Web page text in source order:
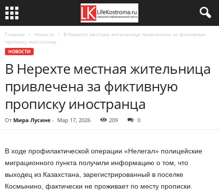
Главная Новости
В Нерехте местная жительница привлечена за фиктивную
прописку иностранца
НОВОСТИ
В Нерехте местная жительница
привлечена за фиктивную
прописку иностранца
От Мира Лусине - Мар 17, 2026 209 0
В ходе профилактической операции «Нелегал» полицейские
миграционного пункта получили информацию о том, что
выходец из Казахстана, зарегистрированный в поселке
Космынино, фактически не проживает по месту прописки.